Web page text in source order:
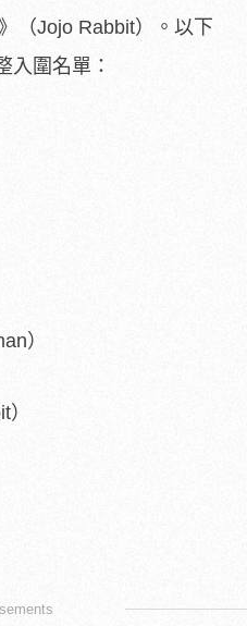
（Jojo Rabbit）。以下
入圍名單：
）